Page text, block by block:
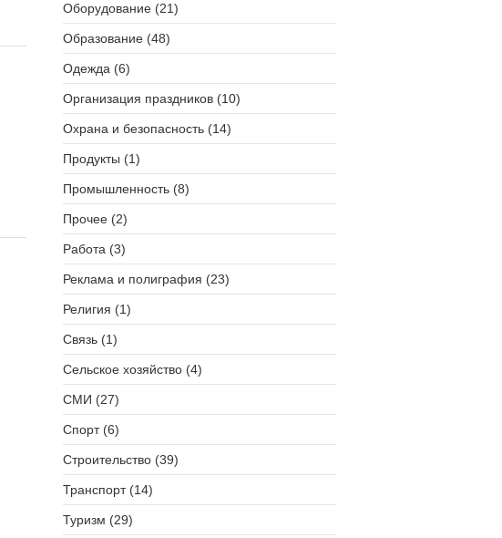
Оборудование (21)
Образование (48)
Одежда (6)
Организация праздников (10)
Охрана и безопасность (14)
Продукты (1)
Промышленность (8)
Прочее (2)
Работа (3)
Реклама и полиграфия (23)
Религия (1)
Связь (1)
Сельское хозяйство (4)
СМИ (27)
Спорт (6)
Строительство (39)
Транспорт (14)
Туризм (29)